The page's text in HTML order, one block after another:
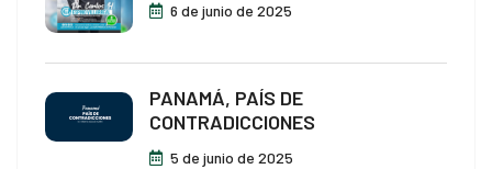
6 de junio de 2025
PANAMÁ, PAÍS DE
CONTRADICCIONES
5 de junio de 2025